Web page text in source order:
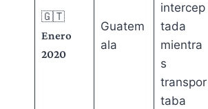
🇬🇹
Enero
2020
Guatem
ala
intercep
tada
mientra
s
transpor
taba